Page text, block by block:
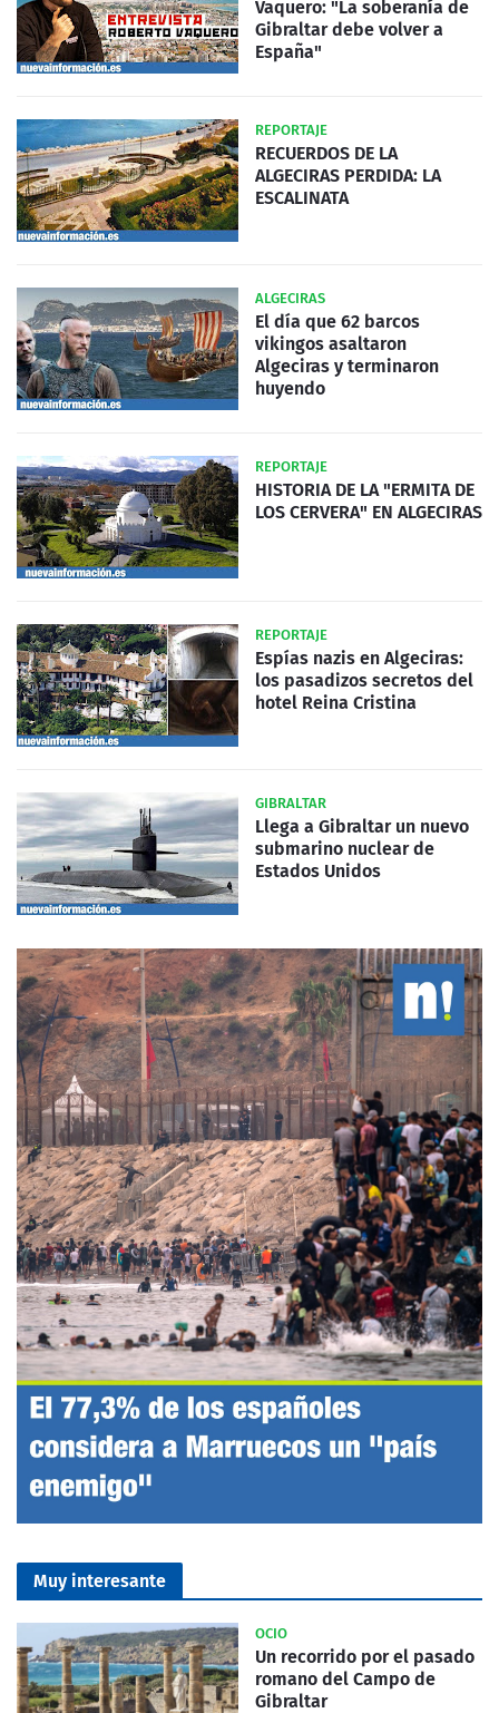
Vaquero: "La soberanía de
Gibraltar debe volver a
España"
REPORTAJE
RECUERDOS DE LA
ALGECIRAS PERDIDA: LA
ESCALINATA
ALGECIRAS
El día que 62 barcos
vikingos asaltaron
Algeciras y terminaron
huyendo
REPORTAJE
HISTORIA DE LA "ERMITA DE
LOS CERVERA" EN ALGECIRAS
REPORTAJE
Espías nazis en Algeciras:
los pasadizos secretos del
hotel Reina Cristina
GIBRALTAR
Llega a Gibraltar un nuevo
submarino nuclear de
Estados Unidos
Muy interesante
OCIO
Un recorrido por el pasado
romano del Campo de
Gibraltar